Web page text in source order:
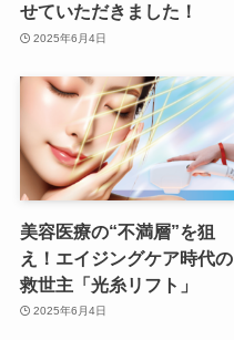
せていただきました！
2025年6月4日
美容医療の“不満層”を狙
え！エイジングケア時代の
救世主「光糸リフト」
2025年6月4日